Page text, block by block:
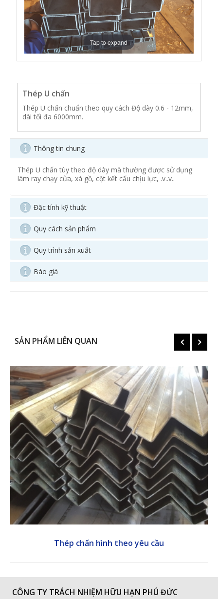
Tap to expand
Thép U chấn
Thép U chấn chuẩn theo quy cách Độ dày 0.6 - 12mm,
dài tối đa 6000mm.
Thông tin chung
Thép U chấn tùy theo độ dày mà thường được sử dụng
làm ray chạy cửa, xà gồ, cột kết cấu chịu lực, .v..v..
Đặc tính kỹ thuật
Quy cách sản phẩm
Quy trình sản xuất
Báo giá
SẢN PHẨM LIÊN QUAN
Thép chấn hình theo yêu cầu
CÔNG TY TRÁCH NHIỆM HỮU HẠN PHÚ ĐỨC